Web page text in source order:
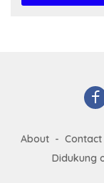
About Contact
Didukung